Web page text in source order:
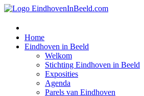
Home
Eindhoven in Beeld
Welkom
Stichting Eindhoven in Beeld
Exposities
Agenda
Parels van Eindhoven